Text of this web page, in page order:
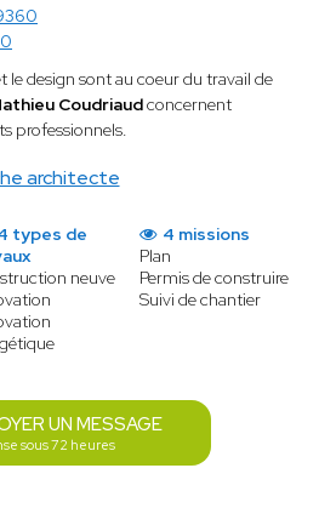
architecte
le design sont au coeur du travail de
Coudriaudconcernent
professionnels.
types de
neuve
4 missions
Plan
Permis de construire
Suivi de chantier
UN MESSAGE
sous 72 heures